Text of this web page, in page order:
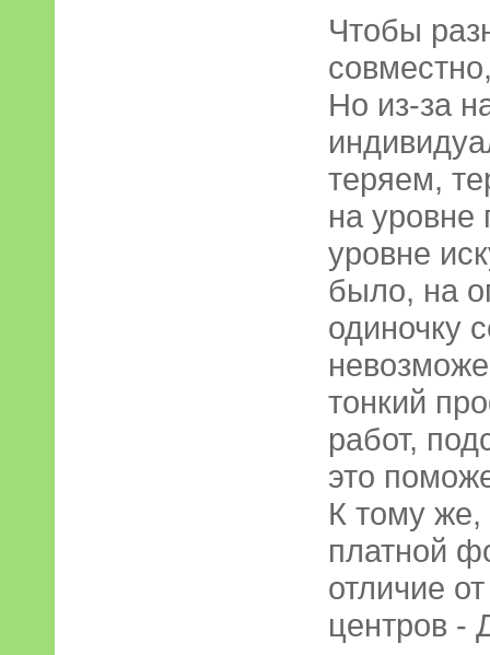
Чтобы
Но из-за
теряем,
на уровне
уровне
было, на
одиночку
тонкий
работ,
это
К тому
платной
отличие
центров -